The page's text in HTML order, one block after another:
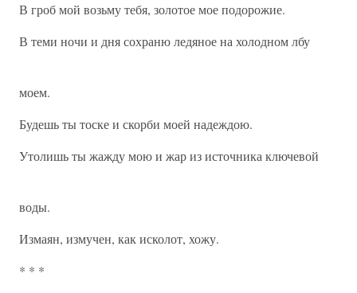
В гроб мой возьму тебя, золотое мое подорожие.
В теми ночи и дня сохраню ледяное на холодном лбу
моем.
Будешь ты тоске и скорби моей надеждою.
Утолишь ты жажду мою и жар из источника ключевой
воды.
Измаян, измучен, как исколот, хожу.
* * *